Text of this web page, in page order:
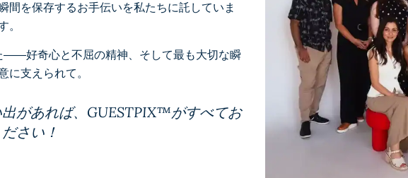
間を保存するお手伝いを私たちに託していま
。
――好奇心と不屈の精神、そして最も大切な瞬
に支えられて。
があれば、GUESTPIX™がすべてお
さい！